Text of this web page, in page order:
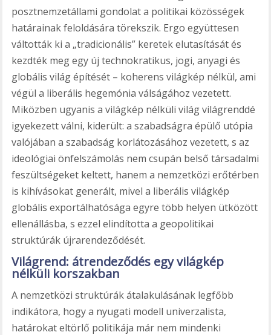
posztnemzetállami gondolat a politikai közösségek
határainak feloldására törekszik. Ergo együttesen
váltották ki a „tradicionális” keretek elutasítását és
kezdték meg egy új technokratikus, jogi, anyagi és
globális világ építését – koherens világkép nélkül, ami
végül a liberális hegemónia válságához vezetett.
Miközben ugyanis a világkép nélküli világ világrenddé
igyekezett válni, kiderült: a szabadságra épülő utópia
valójában a szabadság korlátozásához vezetett, s az
ideológiai önfelszámolás nem csupán belső társadalmi
feszültségeket keltett, hanem a nemzetközi erőtérben
is kihívásokat generált, mivel a liberális világkép
globális exportálhatósága egyre több helyen ütközött
ellenállásba, s ezzel elindította a geopolitikai
struktúrák újrarendeződését.
Világrend: átrendeződés egy világkép
nélküli korszakban
A nemzetközi struktúrák átalakulásának legfőbb
indikátora, hogy a nyugati modell univerzalista,
határokat eltörlő politikája már nem mindenki